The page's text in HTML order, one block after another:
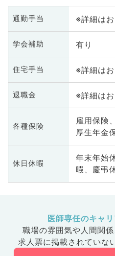
通勤手当 ※詳細は
学会補助 有り
住宅手当 ※詳細は
退職金 ※詳細は
各種保険
雇用保険
厚生年金
休日休暇
年末年始
暇、慶弔
医師専任のキャ
職場の雰囲気や人間関係
求人票に掲載されていな